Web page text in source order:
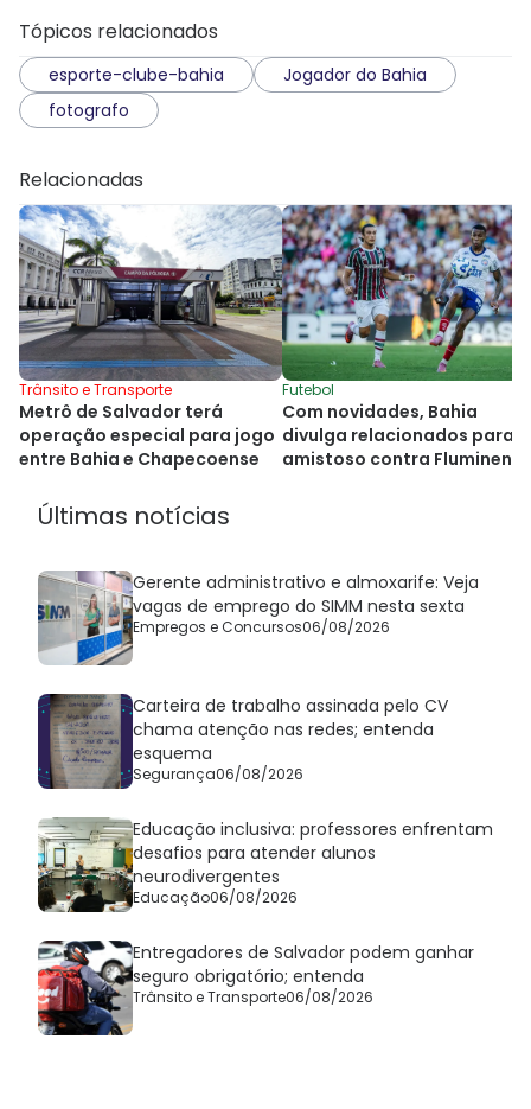
Tópicos relacionados
esporte-clube-bahia
Jogador do Bahia
fotografo
Relacionadas
Trânsito e Transporte
Metrô de Salvador terá
operação especial para jogo
entre Bahia e Chapecoense
Futebol
Com novidades, Bahia
divulga relacionados para
amistoso contra Fluminense
Últimas notícias
Gerente administrativo e almoxarife: Veja
vagas de emprego do SIMM nesta sexta
Empregos e Concursos06/08/2026
Carteira de trabalho assinada pelo CV
chama atenção nas redes; entenda
esquema
Segurança06/08/2026
Educação inclusiva: professores enfrentam
desafios para atender alunos
neurodivergentes
Educação06/08/2026
Entregadores de Salvador podem ganhar
seguro obrigatório; entenda
Trânsito e Transporte06/08/2026